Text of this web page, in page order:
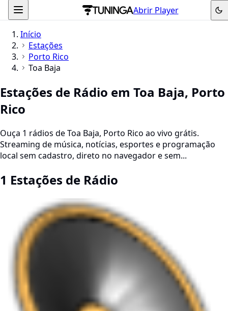
Abrir Player
Início
Estações
Porto Rico
Toa Baja
Estações de Rádio em Toa Baja, Porto
Rico
Ouça 1 rádios de Toa Baja, Porto Rico ao vivo grátis.
Streaming de música, notícias, esportes e programação
local sem cadastro, direto no navegador e sem...
1 Estações de Rádio